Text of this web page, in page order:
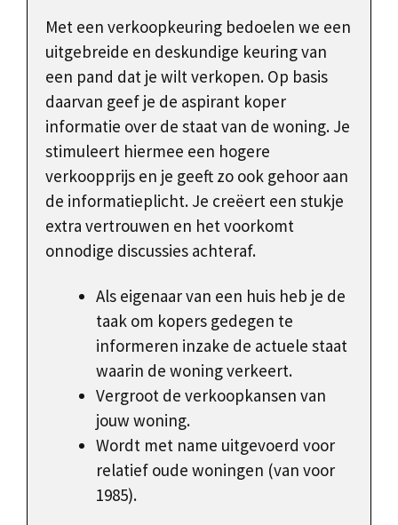
Met een verkoopkeuring bedoelen we een
uitgebreide en deskundige keuring van
een pand dat je wilt verkopen. Op basis
daarvan geef je de aspirant koper
informatie over de staat van de woning. Je
stimuleert hiermee een hogere
verkoopprijs en je geeft zo ook gehoor aan
de informatieplicht. Je creëert een stukje
extra vertrouwen en het voorkomt
onnodige discussies achteraf.
Als eigenaar van een huis heb je de
taak om kopers gedegen te
informeren inzake de actuele staat
waarin de woning verkeert.
Vergroot de verkoopkansen van
jouw woning.
Wordt met name uitgevoerd voor
relatief oude woningen (van voor
1985).